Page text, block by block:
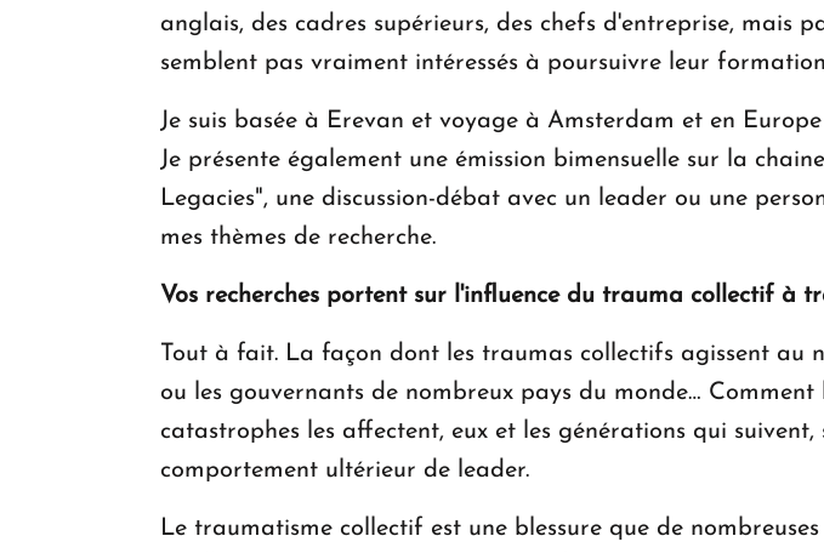
anglais, des cadres supérieurs, des chefs d'entreprise, mais
semblent pas vraiment intéressés à poursuivre leur
Je suis basée à Erevan et voyage à Amsterdam et en
Je présente également une émission bimensuelle sur la
Legacies", une discussion-débat avec un leader ou une
mes thèmes de recherche.
Vos recherches portent sur l'influence du trauma collectif à
Tout à fait. La façon dont les traumas collectifs agissent au
ou les gouvernants de nombreux pays du monde…
catastrophes les affectent, eux et les générations qui
comportement ultérieur de leader.
Le traumatisme collectif est une blessure que de